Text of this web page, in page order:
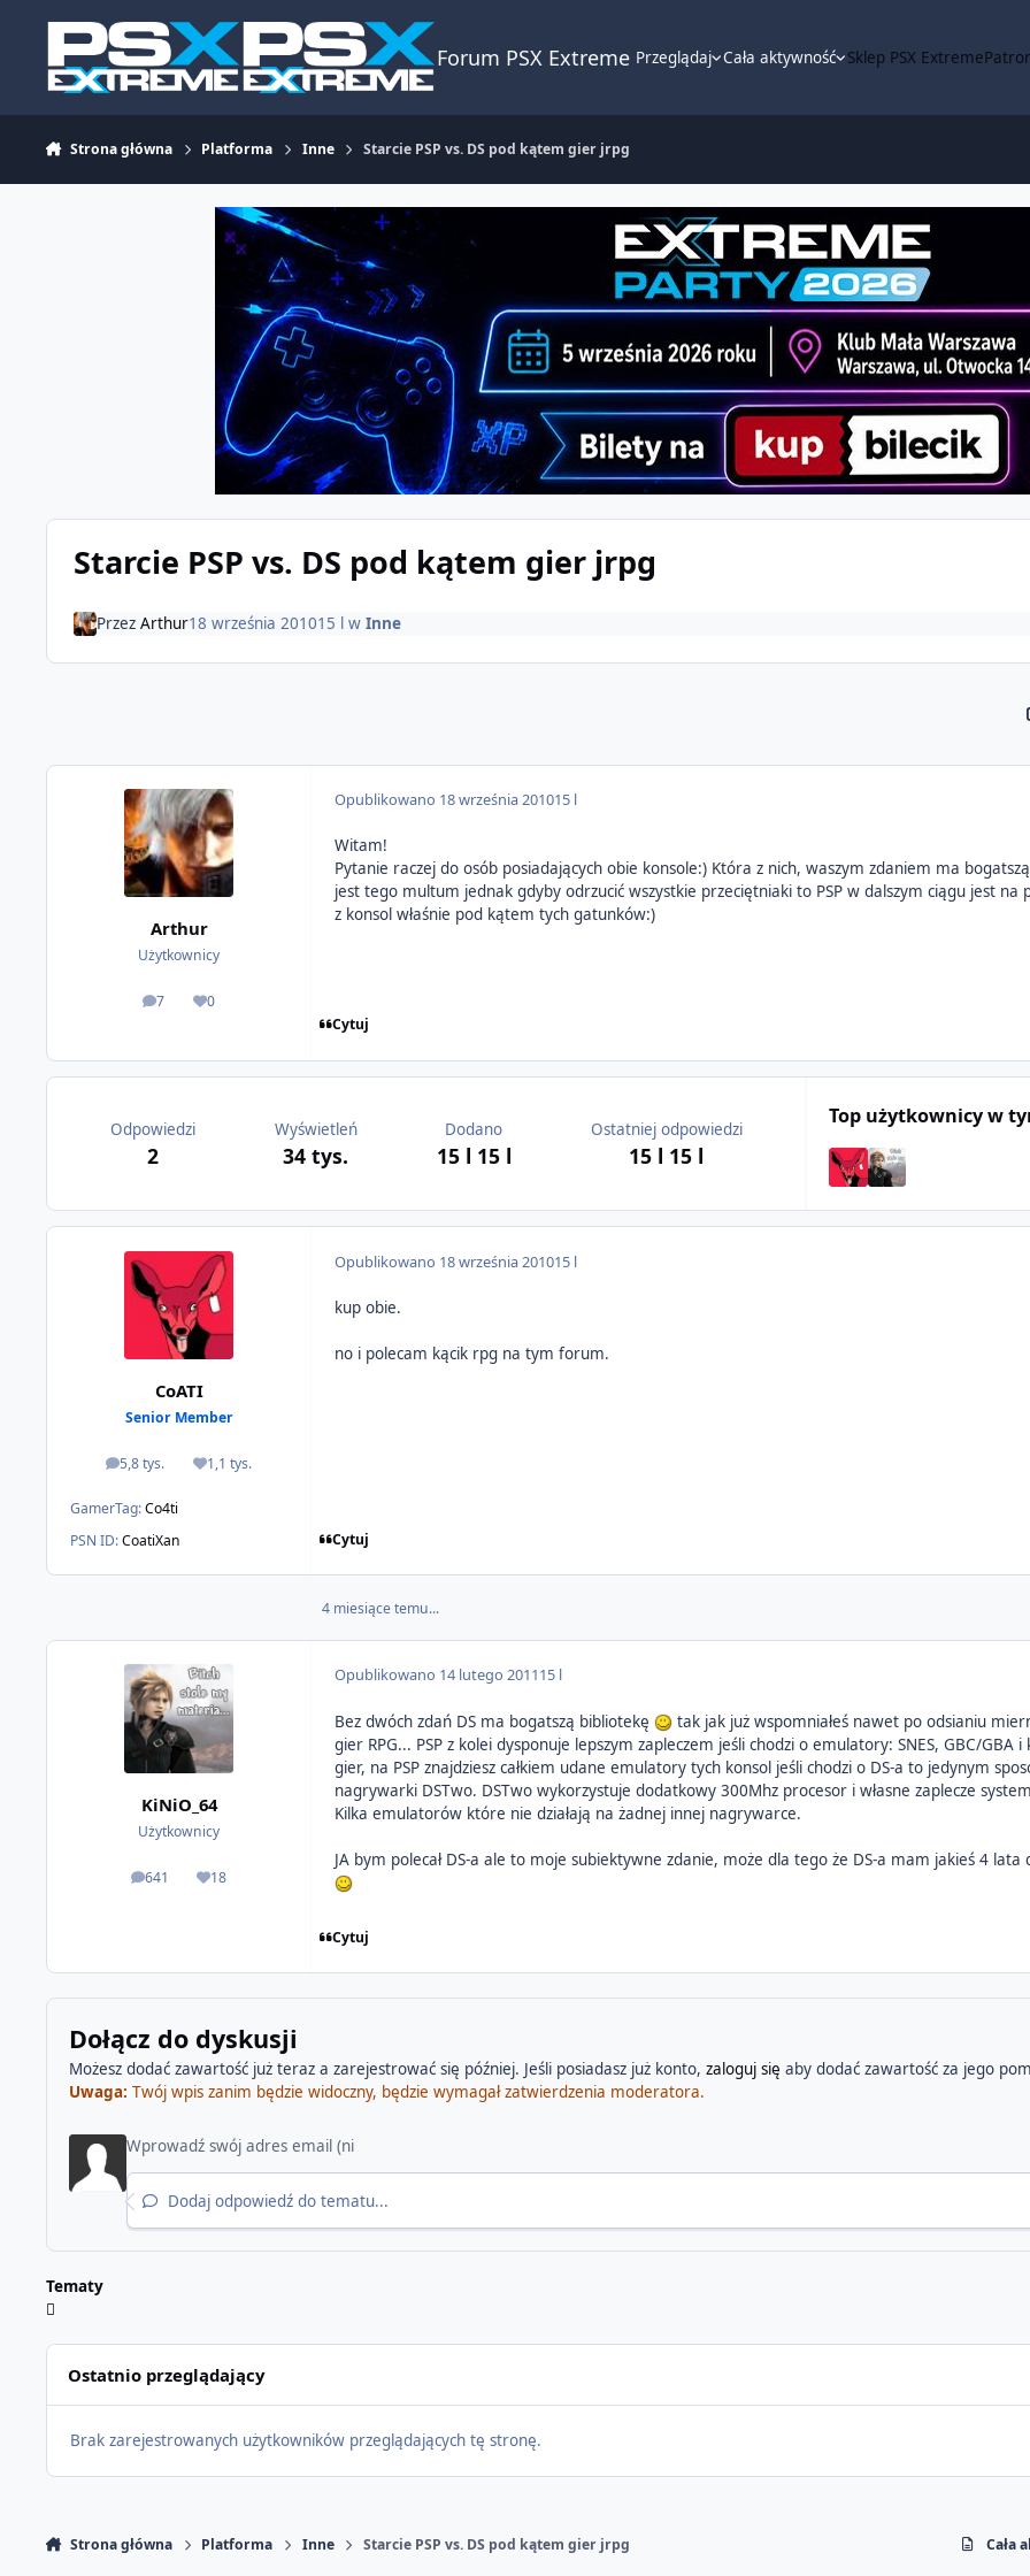
Forum PSX Extreme Przeglądaj Cała aktywność Sklep PSX Extreme
Strona główna Platforma Inne Starcie PSP vs. DS pod kątem gier jrpg
Starcie PSP vs. DS pod kątem gier jrpg
PrzezArthur18 września 201015 lwInne
Arthur
Użytkownicy
7
odpowiedzi
0
Reputacja
Opublikowano 18 września 201015 l
Witam!
Pytanie raczej do osób posiadających obie konsole:) Która z nich, waszym zdaniem ma
jest tego multum jednak gdyby odrzucić wszystkie przeciętniaki to PSP w dalszym ciągu jest
z konsol właśnie pod kątem tych gatunków:)
Cytuj
Odpowiedzi
2
Wyświetleń
34 tys.
Dodano
15 l 15 l
Ostatniej odpowiedzi
15 l 15 l
Top użytkownicy w
CoATI
Senior Member
5,8 tys.
odpowiedzi1,1 tys.
Reputacja
GamerTag:Co4ti
PSN ID:CoatiXan
Opublikowano 18 września 201015 l
kup obie.
no i polecam kącik rpg na tym forum.
Cytuj
4 miesiące temu...
KiNiO_64
Użytkownicy
641
odpowiedzi
18
Reputacja
Opublikowano 14 lutego 201115 l
Bez dwóch zdań DS ma bogatszą bibliotekę
tak jak już wspomniałeś nawet po odsianiu
gier RPG... PSP z kolei dysponuje lepszym zapleczem jeśli chodzi o emulatory: SNES, GBC/
gier, na PSP znajdziesz całkiem udane emulatory tych konsol jeśli chodzi o DS-a to jedynym
nagrywarki DSTwo. DSTwo wykorzystuje dodatkowy 300Mhz procesor i własne zaplecze
Kilka emulatorów które nie działają na żadnej innej nagrywarce.
JA bym polecał DS-a ale to moje subiektywne zdanie, może dla tego że DS-a mam jakieś 4
Cytuj
Dołącz do dyskusji
Możesz dodać zawartość już teraz a zarejestrować się później. Jeśli posiadasz już konto, zaloguj się aby dodać zawartość za jego
Uwaga: Twój wpis zanim będzie widoczny, będzie wymagał zatwierdzenia moderatora.
Dodaj odpowiedź do tematu...
Tematy
Ostatnio przeglądający
Brak zarejestrowanych użytkowników przeglądających tę stronę.
Strona główna Platforma Inne Starcie PSP vs. DS pod kątem gier jrpg Cała